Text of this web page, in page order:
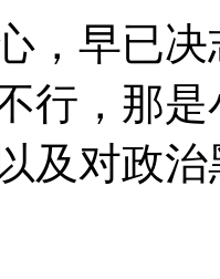
，早已
行，那
及对政